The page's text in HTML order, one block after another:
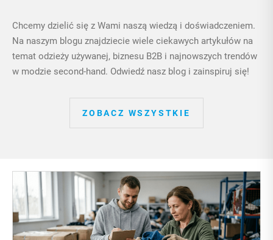
Chcemy dzielić się z Wami naszą wiedzą i doświadczeniem.
Na naszym blogu znajdziecie wiele ciekawych artykułów na
temat odzieży używanej, biznesu B2B i najnowszych trendów
w modzie second-hand. Odwiedź nasz blog i zainspiruj się!
ZOBACZ WSZYSTKIE